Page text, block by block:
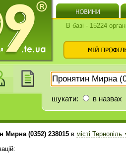
В базі - 15224
шукати: в назвах
(0352) 238015 в місті Тернопіль